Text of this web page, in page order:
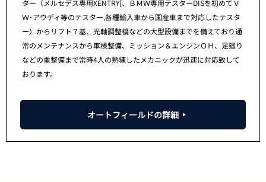
ター（メルセデス専用XENTRY[、ＢＭＷ専用テスターDISを初めてＶ
Ｗ･アウディ等のテスター,各種輸入車から国産車まで対応したテスタ
ー）からリフト７基、光軸調整機などの大型設備までを備えており通
常のメンテナンスから車検整備、ミッション＆エンジンＯＨ、足廻り
などの重整備まで常時4人の熟練したメカニックが迅速に対応致して
おります。
オートフィールドの詳細